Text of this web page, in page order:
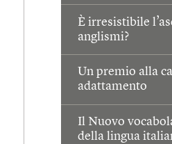
È irresistibile
anglismi?
Un premio alla
adattamento
Il Nuovo
della lingua